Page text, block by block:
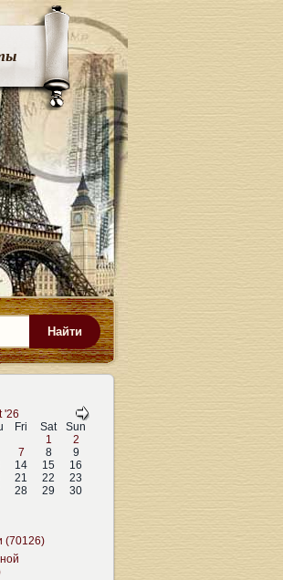
Найти
'26
Fri Sat
Sun
1
2
7 8
9
14 15
16
21 22
23
28 29
30
(70126)